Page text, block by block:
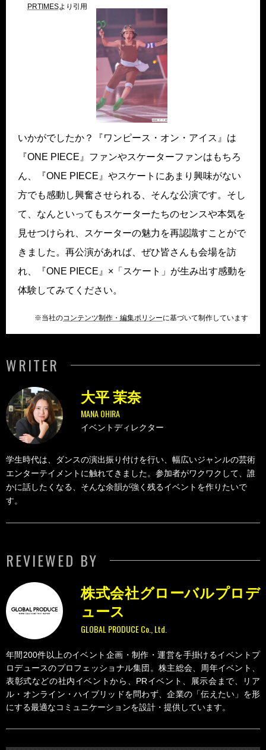
PRTIMESより引用
いかがでしたか？『ワンピース・オン・アイス』は
『ONE PIECE』ファンやスケーターファンはもちろ
ん、『ONE PIECE』やスケートにあまり興味がない
方でも感動し興奮させられる、そんな公演です。そし
て、なんといってもスケーターたちのセンスや本気を
見せつけられ、スケーターの魅力を再認識すことがで
きました。再公演があれば、ぜひ皆さんも会場を訪
れ、『ONE PIECE』×「スケート」が生み出す感動を
体験してみてください。
※当社のコンテンツ制作・編集ポリシーに基づいて制作しています
WRITER
MANA OHIRA
大平 茉奈
イベントディレクター
学生時代は、ダンスの演出振り付けを行い、幅広いジャンルの芸術
エンターテイメントに触れてきました。参加者がワクワクして、誰
かに話したくなる、そんな余韻が強く残るイベントを作りたいで
す。
REVIEWED BY
GLOBAL PRODUCE Co., Ltd.
株式会社グローバルプロデ
ュース
年間200件以上のイベント企画・制作・運営を手掛けるイベントプ
ロデュースのプロフェッショナル集団。株主総会、周年イベント、
表彰式などの社内イベントから、PRイベント、展示会まで、リア
ル・オンライン・ハイブリッドを問わず、企業の「伝えたい」を形
にする最適なコミュニケーションを設計・提供しています。